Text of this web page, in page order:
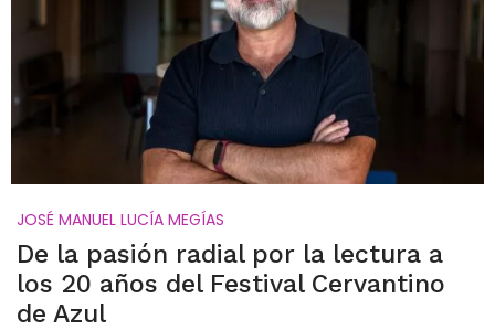
JOSÉ MANUEL LUCÍA MEGÍAS
De la pasión radial por la lectura a
los 20 años del Festival Cervantino
de Azul